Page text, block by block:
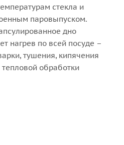
стекла и
паровыпуском.
дно
нагрев по всей посуде –
тушения, кипячения
обработки